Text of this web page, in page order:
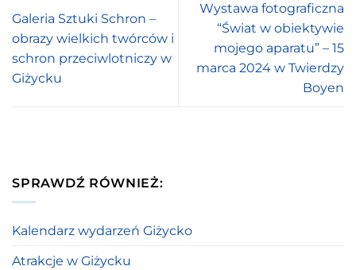
Galeria Sztuki Schron –
obrazy wielkich twórców i
schron przeciwlotniczy w
Giżycku
Wystawa fotograficzna
“Świat w obiektywie
mojego aparatu” – 15
marca 2024 w Twierdzy
Boyen
SPRAWDŹ RÓWNIEŻ:
Kalendarz wydarzeń Giżycko
Atrakcje w Giżycku